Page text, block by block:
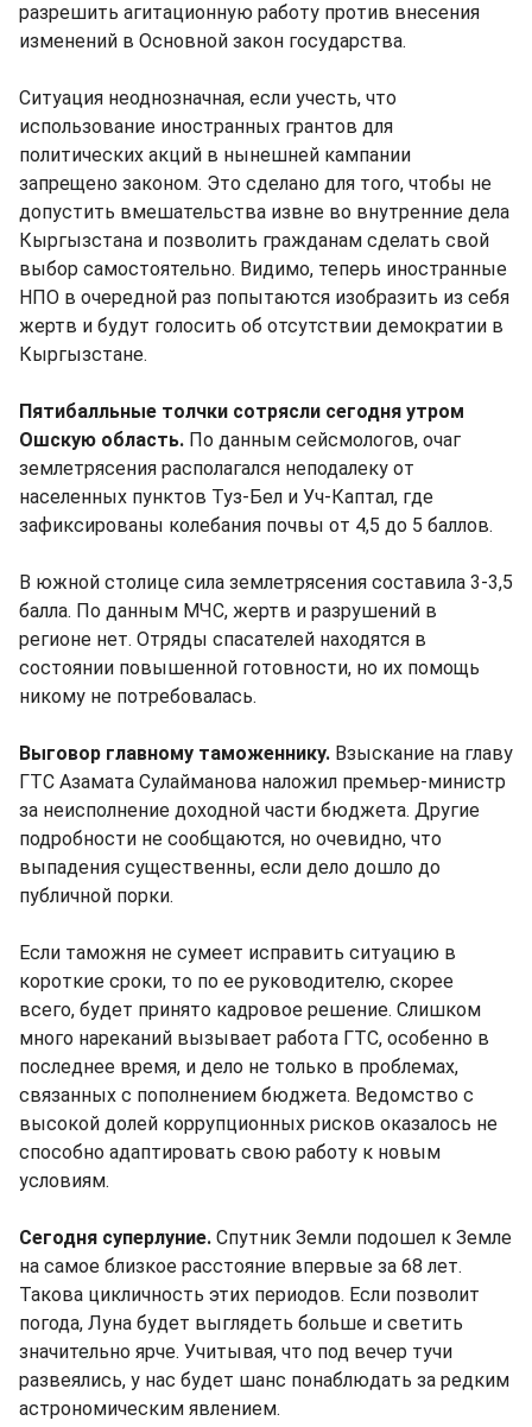
разрешить агитационную работу против внесения
изменений в Основной закон государства.
Ситуация неоднозначная, если учесть, что
использование иностранных грантов для
политических акций в нынешней кампании
запрещено законом. Это сделано для того, чтобы не
допустить вмешательства извне во внутренние дела
Кыргызстана и позволить гражданам сделать свой
выбор самостоятельно. Видимо, теперь иностранные
НПО в очередной раз попытаются изобразить из себя
жертв и будут голосить об отсутствии демократии в
Кыргызстане.
Пятибалльные толчки сотрясли сегодня утром
Ошскую область. По данным сейсмологов, очаг
землетрясения располагался неподалеку от
населенных пунктов Туз-Бел и Уч-Каптал, где
зафиксированы колебания почвы от 4,5 до 5 баллов.
В южной столице сила землетрясения составила 3-3,5
балла. По данным МЧС, жертв и разрушений в
регионе нет. Отряды спасателей находятся в
состоянии повышенной готовности, но их помощь
никому не потребовалась.
Выговор главному таможеннику. Взыскание на главу
ГТС Азамата Сулайманова наложил премьер-министр
за неисполнение доходной части бюджета. Другие
подробности не сообщаются, но очевидно, что
выпадения существенны, если дело дошло до
публичной порки.
Если таможня не сумеет исправить ситуацию в
короткие сроки, то по ее руководителю, скорее
всего, будет принято кадровое решение. Слишком
много нареканий вызывает работа ГТС, особенно в
последнее время, и дело не только в проблемах,
связанных с пополнением бюджета. Ведомство с
высокой долей коррупционных рисков оказалось не
способно адаптировать свою работу к новым
условиям.
Сегодня суперлуние. Спутник Земли подошел к Земле
на самое близкое расстояние впервые за 68 лет.
Такова цикличность этих периодов. Если позволит
погода, Луна будет выглядеть больше и светить
значительно ярче. Учитывая, что под вечер тучи
развеялись, у нас будет шанс понаблюдать за редким
астрономическим явлением.